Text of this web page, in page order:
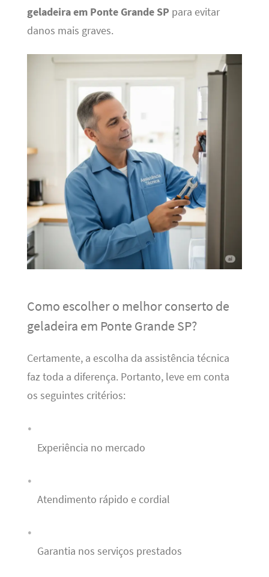
geladeira em Ponte Grande SP para evitar
danos mais graves.
Como escolher o melhor conserto de
geladeira em Ponte Grande SP?
Certamente, a escolha da assistência técnica
faz toda a diferença. Portanto, leve em conta
os seguintes critérios:
Experiência no mercado
Atendimento rápido e cordial
Garantia nos serviços prestados